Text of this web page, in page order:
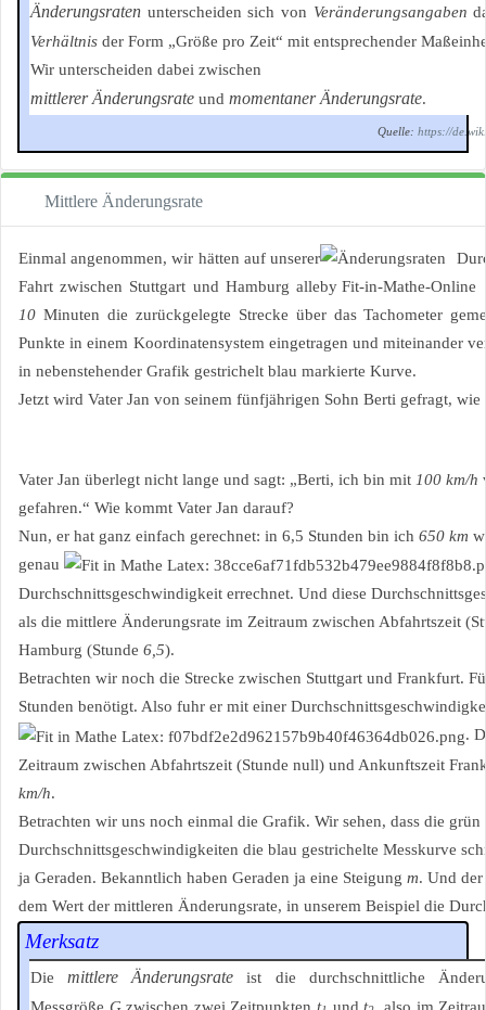
Änderungsraten unterscheiden sich von Veränderungsangaben
Verhältnis der Form „Größe pro Zeit“ mit entsprechender
Wir unterscheiden dabei zwischen
mittlerer Änderungsrate und momentaner Änderungsrate.
Quelle: https://
Mittlere Änderungsrate
Einmal angenommen, wir hätten auf unserer
Fahrt zwischen Stuttgart und Hamburg alle
10 Minuten die zurückgelegte Strecke über das Tachometer
Punkte in einem Koordinatensystem eingetragen und miteinander
in nebenstehender Grafik gestrichelt blau markierte Kurve.
Jetzt wird Vater Jan von seinem fünfjährigen Sohn Berti gefragt, wie
Vater Jan überlegt nicht lange und sagt: „Berti, ich bin mit 100 km/h
gefahren.“ Wie kommt Vater Jan darauf?
Nun, er hat ganz einfach gerechnet: in 6,5 Stunden bin ich 650 km
genau
Durchschnittsgeschwindigkeit errechnet. Und diese
als die mittlere Änderungsrate im Zeitraum zwischen Abfahrtszeit
Hamburg (Stunde 6,5).
Betrachten wir noch die Strecke zwischen Stuttgart und Frankfurt.
Stunden benötigt. Also fuhr er mit einer
.
Zeitraum zwischen Abfahrtszeit (Stunde null) und Ankunftszeit
km/h.
Betrachten wir uns noch einmal die Grafik. Wir sehen, dass die grün
Durchschnittsgeschwindigkeiten die blau gestrichelte Messkurve
ja Geraden. Bekanntlich haben Geraden ja eine Steigung m. Und
dem Wert der mittleren Änderungsrate, in unserem Beispiel die
Merksatz
Diemittlere Änderungsrate ist die durchschnittliche
Messgröße Gzwischen zwei Zeitpunktent undt , also im